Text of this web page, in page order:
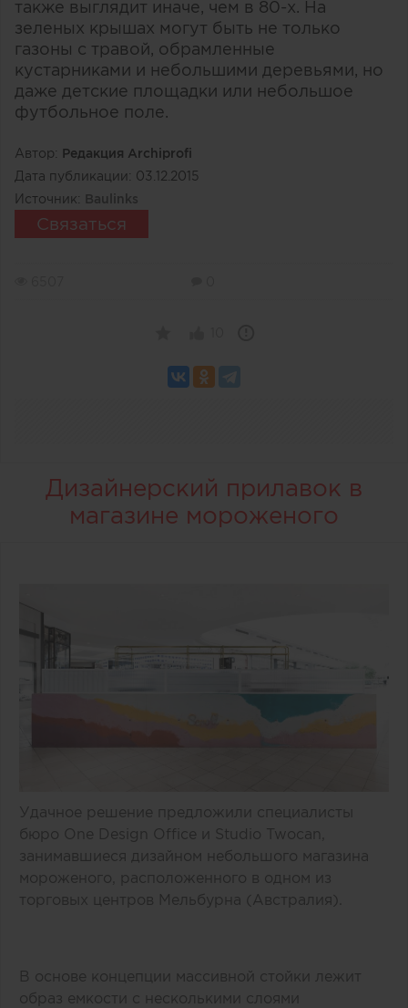
также выглядит иначе, чем в 80-х. На
зеленых крышах могут быть не только
газоны с травой, обрамленные
кустарниками и небольшими деревьями, но
даже детские площадки или небольшое
футбольное поле.
Автор: Редакция Archiprofi
Дата публикации: 03.12.2015
Источник: Baulinks
Связаться
Дизайнерский прилавок в
магазине мороженого
Удачное решение предложили специалисты
бюро One Design Office и Studio Twocan,
занимавшиеся дизайном небольшого магазина
мороженого, расположенного в одном из
торговых центров Мельбурна (Австралия).
В основе концепции массивной стойки лежит
образ емкости с несколькими слоями